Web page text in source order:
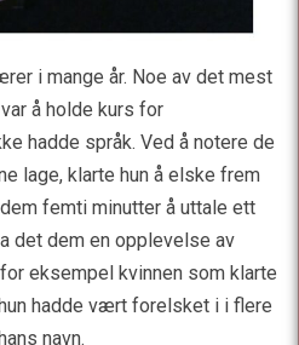
i mange år. Noe av det mest
å holde kurs for
hadde språk. Ved å notere de
lage, klarte hun å elske frem
femti minutter å uttale ett
det dem en opplevelse av
eksempel kvinnen som klarte
hadde vært forelsket i i flere
navn.